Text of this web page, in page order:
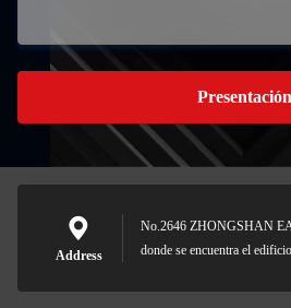
Presentación
Address
No.2646 ZHONGSHAN
donde se encuentra el